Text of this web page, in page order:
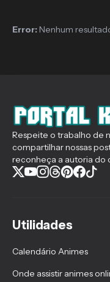
Error: Nenhum
Respeite o trabalho de
compartilhar nossas
reconheça a autoria do
Utilidades
Calendário Animes
Onde assistir animes